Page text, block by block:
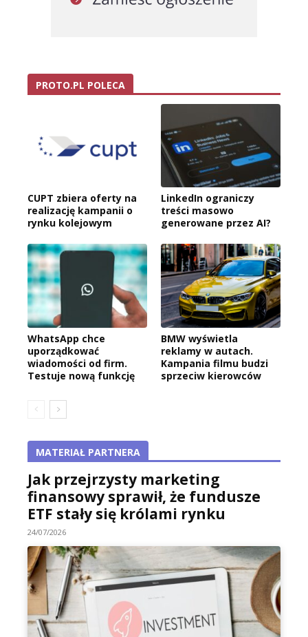
PROTO.PL POLECA
CUPT zbiera oferty na
realizację kampanii o
rynku kolejowym
LinkedIn ograniczy
treści masowo
generowane przez AI?
WhatsApp chce
uporządkować
wiadomości od firm.
Testuje nową funkcję
BMW wyświetla
reklamy w autach.
Kampania filmu budzi
sprzeciw kierowców
MATERIAŁ PARTNERA
Jak przejrzysty marketing
finansowy sprawił, że fundusze
ETF stały się królami rynku
24/07/2026